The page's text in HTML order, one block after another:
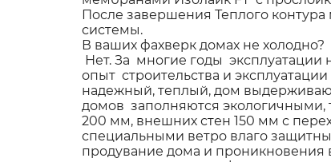
После завершения Теплого
системы.
В ваших фахверк домах не холодно?
Нет. За многие годы
опыт строительства и
надежный, теплый, дом
домов заполняются экологичными,
200 мм, внешних стен 150 мм с
специальными ветро влаго
продувание дома и проникновения